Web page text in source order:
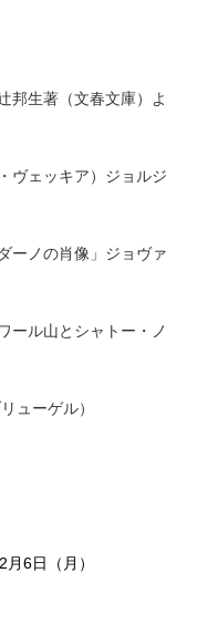
邦生著（文春文庫）よ
ヴェッキア）ジョルジ
ーノの肖像」ジョヴァ
ール山とシャトー・ノ
ューゲル）
6日（月）